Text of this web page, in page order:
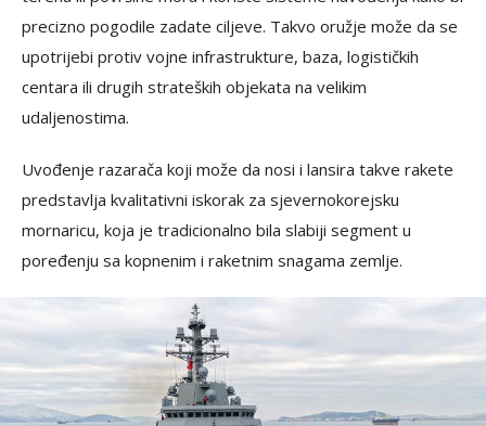
precizno pogodile zadate ciljeve. Takvo oružje može da se
upotrijebi protiv vojne infrastrukture, baza, logističkih
centara ili drugih strateških objekata na velikim
udaljenostima.
Uvođenje razarača koji može da nosi i lansira takve rakete
predstavlja kvalitativni iskorak za sjevernokorejsku
mornaricu, koja je tradicionalno bila slabiji segment u
poređenju sa kopnenim i raketnim snagama zemlje.